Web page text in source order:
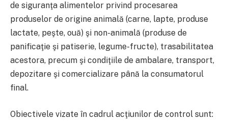
de siguranţa alimentelor privind procesarea
produselor de origine animală (carne, lapte, produse
lactate, peşte, ouă) şi non-animală (produse de
panificaţie şi patiserie, legume-fructe), trasabilitatea
acestora, precum şi condiţiile de ambalare, transport,
depozitare şi comercializare până la consumatorul
final.
Obiectivele vizate în cadrul acţiunilor de control sunt: